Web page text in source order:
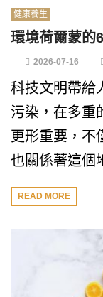
健康養生
環境荷爾蒙的
2026-07-16
科技文明帶給
污染，在多重
更形重要，不
也關係著這個
READ MORE